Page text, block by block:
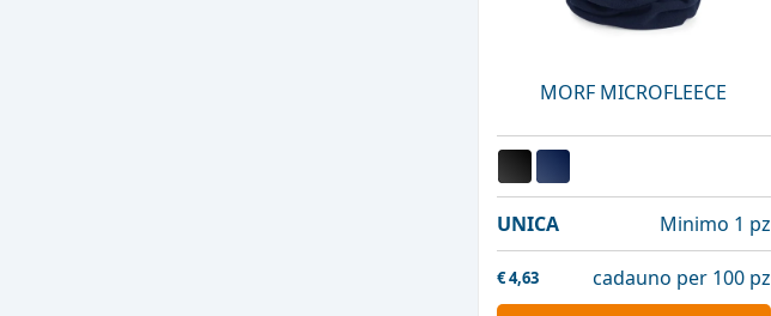
MORF MICROFLEECE
UNICA Minimo 1 pz
€4,63
cadauno per 100 pz